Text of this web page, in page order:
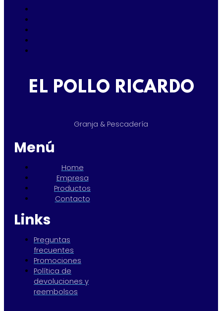
EL POLLO RICARDO
Granja & Pescadería
Menú
Home
Empresa
Productos
Contacto
Links
Preguntas
frecuentes
Promociones
Política de
devoluciones y
reembolsos